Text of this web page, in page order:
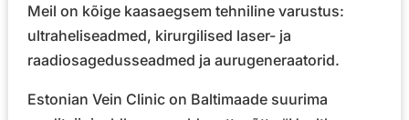
Meil on kõige kaasaegsem tehniline varustus:
ultraheliseadmed, kirurgilised laser- ja
raadiosagedusseadmed ja aurugeneraatorid.
Estonian Vein Clinic on Baltimaade suurima